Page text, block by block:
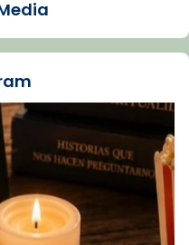
is at Catedral